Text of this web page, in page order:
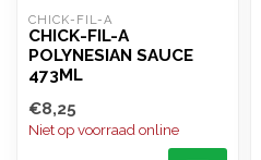
CHICK-FIL-A
CHICK-FIL-A
POLYNESIAN SAUCE
473ML
€8,25
Niet op voorraad online